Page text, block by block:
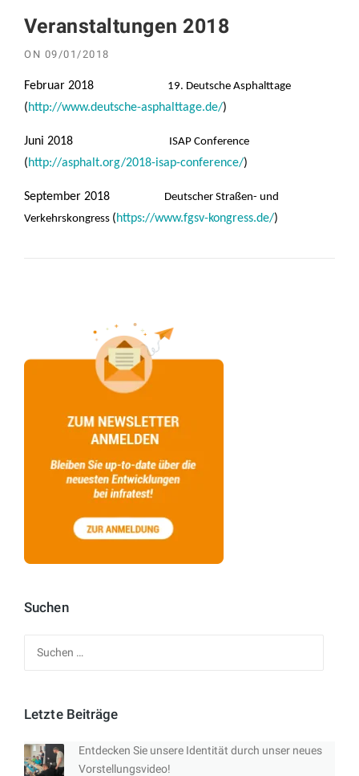
Veranstaltungen 2018
ON 09/01/2018
Februar 2018 19. Deutsche Asphalttage
(http://www.deutsche-asphalttage.de/)
Juni 2018 ISAP Conference
(http://asphalt.org/2018-isap-conference/)
September 2018
Deutscher Straßen- und
Verkehrskongress (https://www.fgsv-kongress.de/)
Suchen
Letzte Beiträge
Entdecken Sie unsere Identität durch unser neues
Vorstellungsvideo!